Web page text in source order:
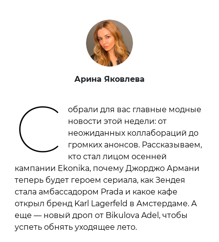
Арина Яковлева
С
обрали для вас главные модные
новости этой недели: от
неожиданных коллабораций до
громких анонсов. Рассказываем,
кто стал лицом осенней
кампании Ekonika, почему Джорджо Армани
теперь будет героем сериала, как Зендея
стала амбассадором Prada и какое кафе
открыл бренд Karl Lagerfeld в Амстердаме. А
еще — новый дроп от Bikulova Adel, чтобы
успеть обнять уходящее лето.